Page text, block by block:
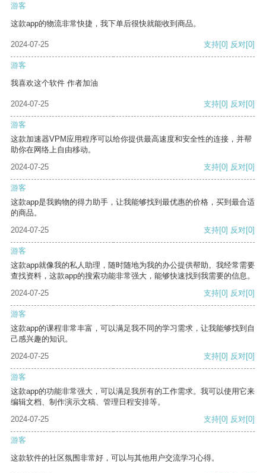
游客
这款app的物流非常快捷，我下单后很快就能收到商品。
2024-07-25 支持[0] 反对[0]
游客
我喜欢这个软件 作者加油
2024-07-25 支持[0] 反对[0]
游客
这款加速器VPM应用程序可以给你提供最高速度和安全性的连接，并帮
助你在网络上自由移动。
2024-07-25
支持[0] 反对[0]
游客
这款app是我购物的得力助手，让我能够找到最优惠的价格，买到最合适
的商品。
2024-07-25
支持[0] 反对[0]
游客
这款app就像我的私人助理，随时随地为我的办公提供帮助。我经常需要
查找资料，这款app的搜索功能非常强大，能够快速找到我需要的信息。
2024-07-25
支持[0] 反对[0]
游客
这款app的课程非常丰富，可以满足我不同的学习需求，让我能够找到自
己感兴趣的知识。
2024-07-25
支持[0] 反对[0]
游客
这款app的功能非常强大，可以满足我所有的工作需求。我可以使用它来
编辑文档、制作演示文稿、管理日程安排等。
2024-07-25
支持[0] 反对[0]
游客
这款软件的社区氛围非常好，可以与其他用户交流学习心得。